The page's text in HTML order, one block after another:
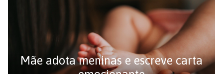
Mãe adota meninas e escreve carta